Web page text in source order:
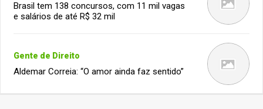
Brasil tem 138 concursos, com 11 mil vagas
e salários de até R$ 32 mil
Gente de Direito
Aldemar Correia: “O amor ainda faz sentido”